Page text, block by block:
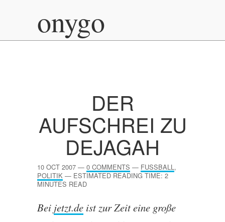
onygo
DER
AUFSCHREI ZU
DEJAGAH
10 OCT 2007 — 0 COMMENTS — FUSSBALL ,
POLITIK — ESTIMATED READING TIME: 2
MINUTES READ
Bei jet​zt​.de ist zur Zeit eine große